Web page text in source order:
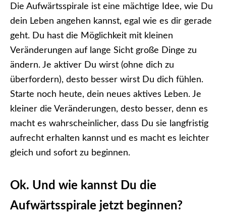
Die Aufwärtsspirale ist eine mächtige Idee, wie Du
dein Leben angehen kannst, egal wie es dir gerade
geht. Du hast die Möglichkeit mit kleinen
Veränderungen auf lange Sicht große Dinge zu
ändern. Je aktiver Du wirst (ohne dich zu
überfordern), desto besser wirst Du dich fühlen.
Starte noch heute, dein neues aktives Leben. Je
kleiner die Veränderungen, desto besser, denn es
macht es wahrscheinlicher, dass Du sie langfristig
aufrecht erhalten kannst und es macht es leichter
gleich und sofort zu beginnen.
Ok. Und wie kannst Du die
Aufwärtsspirale jetzt beginnen?